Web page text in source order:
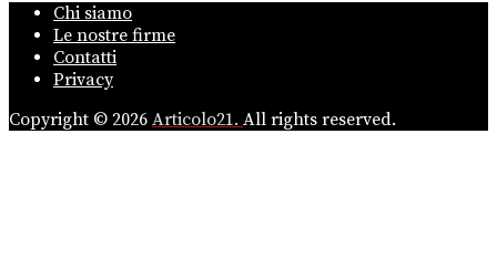
Chi siamo
Le nostre firme
Contatti
Privacy
Copyright © 2026 Articolo21. All rights reserved.